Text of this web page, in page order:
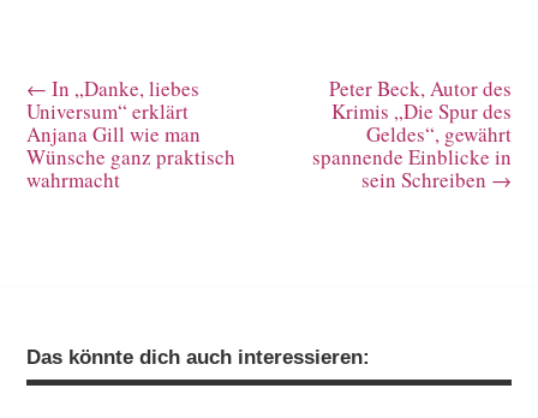
←In „Danke, liebes
Universum“ erklärt
Anjana Gill wie man
Wünsche ganz praktisch
wahrmacht
Peter Beck, Autor des
Krimis „Die Spur des
Geldes“, gewährt
spannende Einblicke in
sein Schreiben →
Das könnte dich auch interessieren: